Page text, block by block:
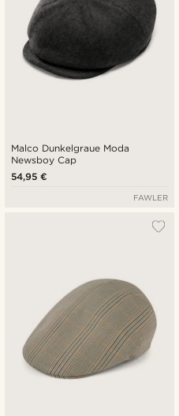
Malco Dunkelgraue Moda
Newsboy Cap
54,95 €
FAWLER